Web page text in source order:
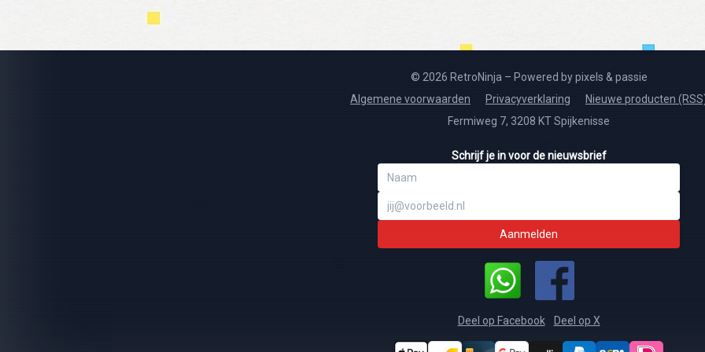
© 2026 RetroNinja – Powered by pixels & passie
Algemene voorwaarden
Privacyverklaring
Nieuwe producten
Fermiweg 7, 3208 KT Spijkenisse
Schrijf je in voor de nieuwsbrief
Aanmelden
Deel op Facebook Deel op X